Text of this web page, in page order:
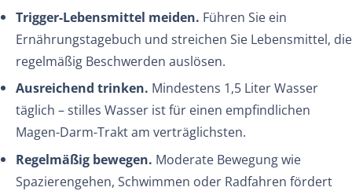
Trigger-Lebensmittel meiden. Führen Sie ein
Ernährungstagebuch und streichen Sie Lebensmittel, die
regelmäßig Beschwerden auslösen.
Ausreichend trinken. Mindestens 1,5 Liter Wasser
täglich – stilles Wasser ist für einen empfindlichen
Magen-Darm-Trakt am verträglichsten.
Regelmäßig bewegen. Moderate Bewegung wie
Spazierengehen, Schwimmen oder Radfahren fördert